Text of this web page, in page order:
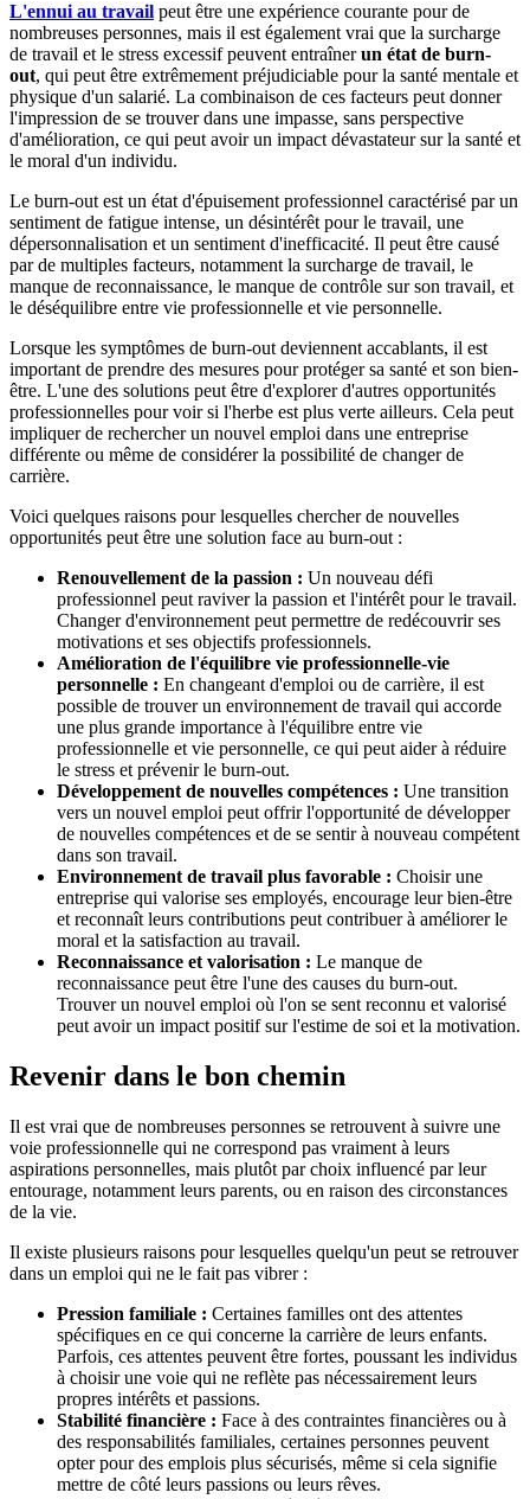
L'ennui au travail peut être une expérience courante pour de
nombreuses personnes, mais il est également vrai que la surcharge
de travail et le stress excessif peuvent entraînerun état de burn-
out, qui peut être extrêmement préjudiciable pour la santé mentale et
physique d'un salarié. La combinaison de ces facteurs peut donner
l'impression de se trouver dans une impasse, sans perspective
d'amélioration, ce qui peut avoir un impact dévastateur sur la santé et
le moral d'un individu.
Le burn-out est un état d'épuisement professionnel caractérisé par un
sentiment de fatigue intense, un désintérêt pour le travail, une
dépersonnalisation et un sentiment d'inefficacité. Il peut être causé
par de multiples facteurs, notamment la surcharge de travail, le
manque de reconnaissance, le manque de contrôle sur son travail, et
le déséquilibre entre vie professionnelle et vie personnelle.
Lorsque les symptômes de burn-out deviennent accablants, il est
important de prendre des mesures pour protéger sa santé et son bien-
être. L'une des solutions peut être d'explorer d'autres opportunités
professionnelles pour voir si l'herbe est plus verte ailleurs. Cela peut
impliquer de rechercher un nouvel emploi dans une entreprise
différente ou même de considérer la possibilité de changer de
carrière.
Voici quelques raisons pour lesquelles chercher de nouvelles
opportunités peut être une solution face au burn-out :
Renouvellement de la passion : Un nouveau défi
professionnel peut raviver la passion et l'intérêt pour le travail.
Changer d'environnement peut permettre de redécouvrir ses
motivations et ses objectifs professionnels.
Amélioration de l'équilibre vie professionnelle-vie
personnelle : En changeant d'emploi ou de carrière, il est
possible de trouver un environnement de travail qui accorde
une plus grande importance à l'équilibre entre vie
professionnelle et vie personnelle, ce qui peut aider à réduire
le stress et prévenir le burn-out.
Développement de nouvelles compétences : Une transition
vers un nouvel emploi peut offrir l'opportunité de développer
de nouvelles compétences et de se sentir à nouveau compétent
dans son travail.
Environnement de travail plus favorable : Choisir une
entreprise qui valorise ses employés, encourage leur bien-être
et reconnaît leurs contributions peut contribuer à améliorer le
moral et la satisfaction au travail.
Reconnaissance et valorisation : Le manque de
reconnaissance peut être l'une des causes du burn-out.
Trouver un nouvel emploi où l'on se sent reconnu et valorisé
peut avoir un impact positif sur l'estime de soi et la motivation.
Revenir dans le bon chemin
Il est vrai que de nombreuses personnes se retrouvent à suivre une
voie professionnelle qui ne correspond pas vraiment à leurs
aspirations personnelles, mais plutôt par choix influencé par leur
entourage, notamment leurs parents, ou en raison des circonstances
de la vie.
Il existe plusieurs raisons pour lesquelles quelqu'un peut se retrouver
dans un emploi qui ne le fait pas vibrer :
Pression familiale : Certaines familles ont des attentes
spécifiques en ce qui concerne la carrière de leurs enfants.
Parfois, ces attentes peuvent être fortes, poussant les individus
à choisir une voie qui ne reflète pas nécessairement leurs
propres intérêts et passions.
Stabilité financière : Face à des contraintes financières ou à
des responsabilités familiales, certaines personnes peuvent
opter pour des emplois plus sécurisés, même si cela signifie
mettre de côté leurs passions ou leurs rêves.